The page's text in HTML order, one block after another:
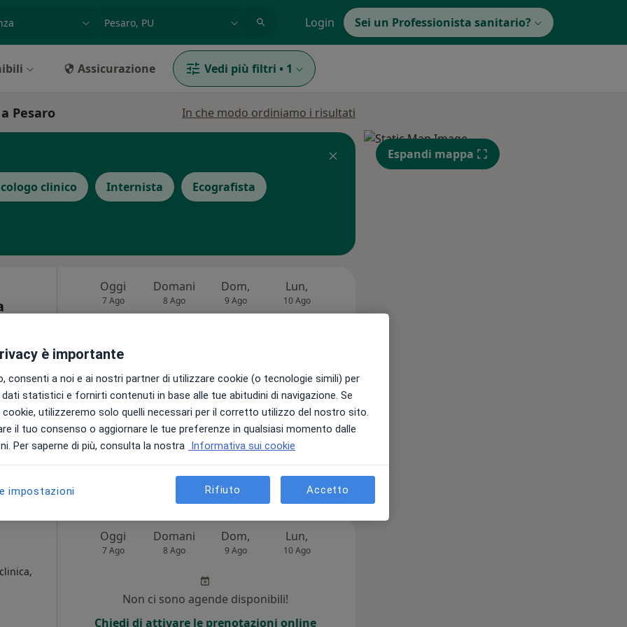
Login Sei un Professionista sanitario?
Assicurazione Vedi più filtri • 1
Pesaro In che modo ordiniamo i risultati
clinico Internista Ecografista
Oggi
7 Ago
Domani
8 Ago
Dom,
9 Ago
Lun,
10 Ago
Non ci sono agende disponibili!
Chiedi di attivare le prenotazioni online
Oggi
7 Ago
Domani
8 Ago
Dom,
9 Ago
Lun,
10 Ago
Non ci sono agende disponibili!
Chiedi di attivare le prenotazioni online
Espandi mappa
è importante
consenti a noi e ai nostri partner di utilizzare cookie (o tecnologie simili) per
statistici e fornirti contenuti in base alle tue abitudini di navigazione. Se
utilizzeremo solo quelli necessari per il corretto utilizzo del nostro sito.
il tuo consenso o aggiornare le tue preferenze in qualsiasi momento dalle
Per saperne di più, consulta la nostra Informativa sui cookie
impostazioni Rifiuto Accetto